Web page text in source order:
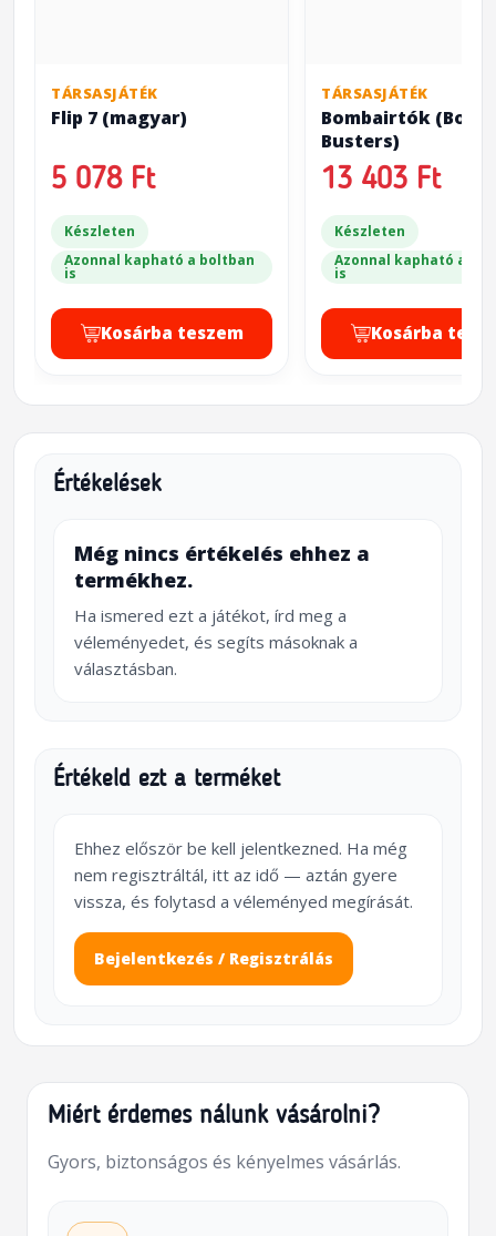
TÁRSASJÁTÉK
Flip 7 (magyar)
5 078 Ft
Készleten
Azonnal kapható a boltban
is
Kosárba teszem
TÁRSASJÁTÉK
Bombairtók (Bomb
Busters)
13 403 Ft
Készleten
Azonnal kapható a
is
Kosárba
Értékelések
Még nincs értékelés ehhez a
termékhez.
Ha ismered ezt a játékot, írd meg a
véleményedet, és segíts másoknak a
választásban.
Értékeld ezt a terméket
Ehhez először be kell jelentkezned. Ha még
nem regisztráltál, itt az idő — aztán gyere
vissza, és folytasd a véleményed megírását.
Bejelentkezés / Regisztrálás
Miért érdemes nálunk vásárolni?
Gyors, biztonságos és kényelmes vásárlás.